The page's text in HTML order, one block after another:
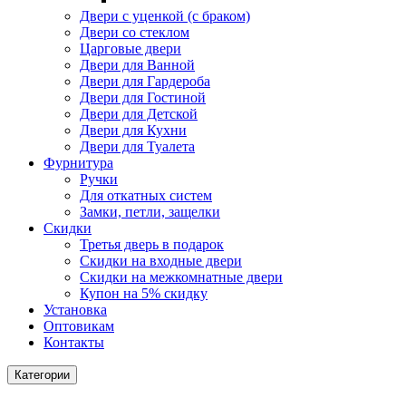
Двери с уценкой (с браком)
Двери со стеклом
Царговые двери
Двери для Ванной
Двери для Гардероба
Двери для Гостиной
Двери для Детской
Двери для Кухни
Двери для Туалета
Фурнитура
Ручки
Для откатных систем
Замки, петли, защелки
Скидки
Третья дверь в подарок
Скидки на входные двери
Скидки на межкомнатные двери
Купон на 5% скидку
Установка
Оптовикам
Контакты
Категории